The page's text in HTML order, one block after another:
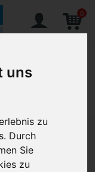
uns
zu
Durch
Sie
zu
0